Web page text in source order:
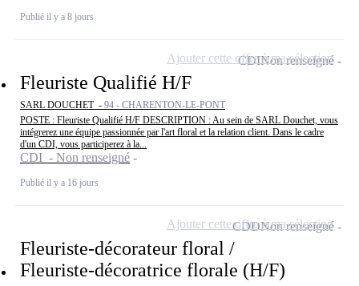
Publié il y a 8 jours
Fleuriste Qualifié H/F
SARL DOUCHET - 94 - CHARENTON-LE-PONT
POSTE : Fleuriste Qualifié H/F DESCRIPTION : Au sein de SARL Douchet, vous
intégrerez une équipe passionnée par l'art floral et la relation client. Dans le cadre
d'un CDI, vous participerez à la...
CDI - Non renseigné
Publié il y a 16 jours
CDINon renseigné
Ajouter cette offre à ma sélection
Fleuriste-décorateur floral /
Fleuriste-décoratrice florale (H/F)
CDDNon renseigné
Ajouter cette offre à ma sélection